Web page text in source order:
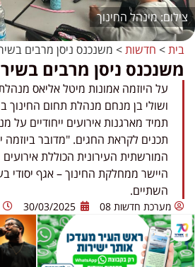
מינהל החינוך
בית> חדשות> משנכנס ניסן מרבים
משנכנס ניסן מרבים
על היוזמה אמונות מיטל אליאס
ושולי בן מנחם מנהלת תחום החינוך
תמיד מארגנות אירועים ייחודיים על
תכנים לקראת החגים. "מדובר ביוזמה
המורשתית העירונית הכוללת
היישר ממחלקת החינוך – אגף יסודי
השתיים.
מערכת חדשות 08 30/03/2025